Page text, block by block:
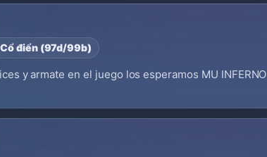
điển (97d/99b)
y armate en el juego los esperamos MU INFERNO